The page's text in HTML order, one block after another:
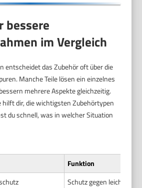
bessere
im Vergleich
entscheidet das Zubehör oft über die
Manche Teile lösen ein einzelnes
mehrere Aspekte gleichzeitig.
hilft dir, die wichtigsten Zubehörtypen
du schnell, was in welcher Situation
Funktion
Schutz gegen leichte